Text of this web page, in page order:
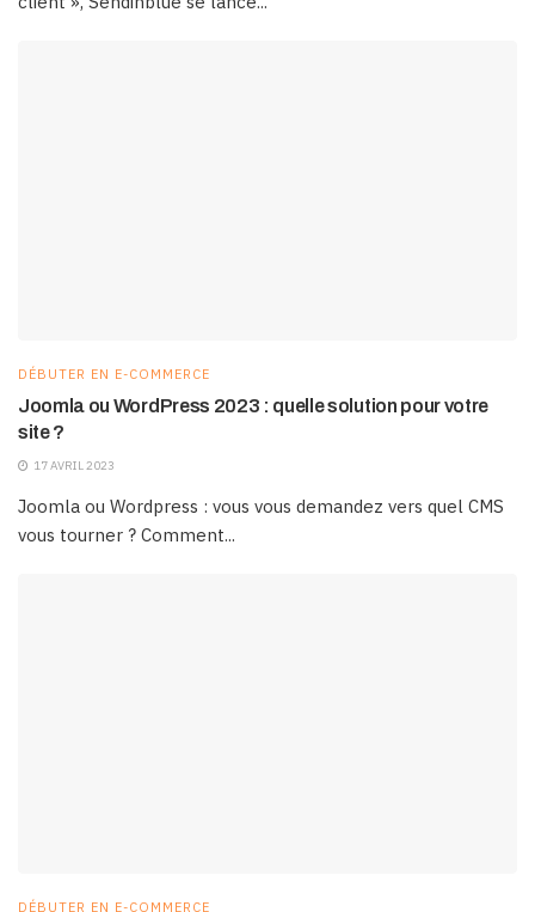
DÉBUTER EN E-COMMERCE
Joomla ou WordPress 2023 : quelle solution pour votre
site ?
17 AVRIL 2023
Joomla ou Wordpress : vous vous demandez vers quel CMS
vous tourner ? Comment...
DÉBUTER EN E-COMMERCE